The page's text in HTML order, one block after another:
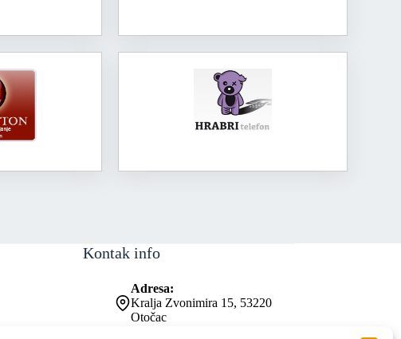
Kontak info
Adresa:
Kralja Zvonimira 15, 53220
Otočac